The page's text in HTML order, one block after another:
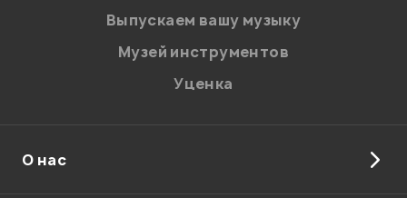
Введите проверочное число:
Отправить
Выпускаем вашу музыку
Музей инструментов
Уценка
О нас